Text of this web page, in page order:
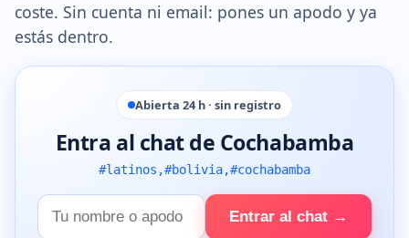
coste. Sin cuenta ni email: pones un apodo y ya
estás dentro.
Abierta 24 h · sin registro
Entra al chat de Cochabamba
#latinos,#bolivia,#cochabamba
Tu
nombre
Entrar al chat →